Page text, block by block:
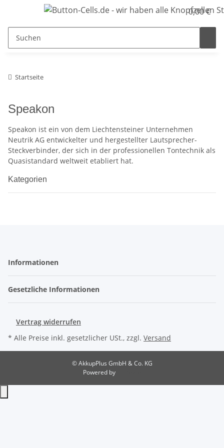
0,00 €
Startseite
Speakon
Speakon ist ein von dem Liechtensteiner Unternehmen
Neutrik AG entwickelter und hergestellter Lautsprecher-
Steckverbinder, der sich in der professionellen Tontechnik als
Quasistandard weltweit etabliert hat.
Kategorien
Informationen
Gesetzliche Informationen
Vertrag widerrufen
* Alle Preise inkl. gesetzlicher USt., zzgl. Versand
© AkkupPlus GmbH & Co. KG
Powered by